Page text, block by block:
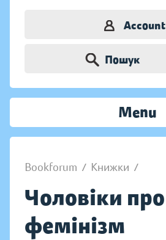
Account
Пошук
Menu
Bookforum / Книжки /
Чоловіки про
фемінізм